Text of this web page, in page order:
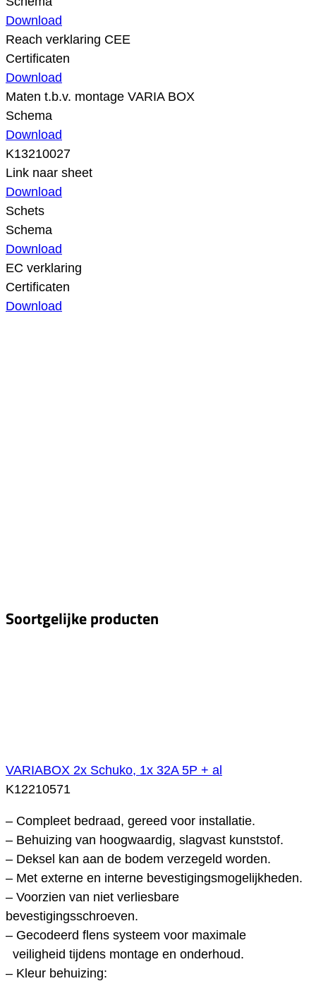
Download
Reach verklaring CEE
Certificaten
Download
Maten t.b.v. montage VARIA BOX
Schema
Download
K13210027
Link naar sheet
Download
Schets
Schema
Download
EC verklaring
Certificaten
Download
Soortgelijke producten
VARIABOX 2x Schuko, 1x 32A 5P + al
K12210571
– Compleet bedraad, gereed voor installatie.
– Behuizing van hoogwaardig, slagvast kunststof.
– Deksel kan aan de bodem verzegeld worden.
– Met externe en interne bevestigingsmogelijkheden.
– Voorzien van niet verliesbare
bevestigingsschroeven.
– Gecodeerd flens systeem voor maximale
veiligheid tijdens montage en onderhoud.
– Kleur behuizing: